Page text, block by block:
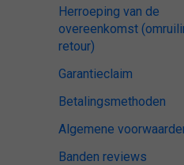
Herroeping van de
overeenkomst
retour)
Garantieclaim
Betalingsmethoden
Algemene
Banden reviews